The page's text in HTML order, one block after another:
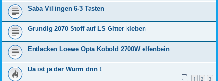
Saba Villingen 6-3 Tasten
Grundig 2070 Stoff auf LS Gitter kleben
Entlacken Loewe Opta Kobold 2700W elfenbein
Da ist ja der Wurm drin !
1 2 3